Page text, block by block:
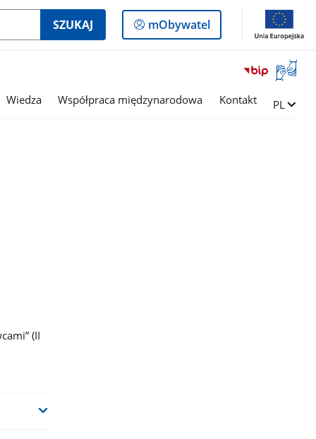
SZUKAJ
Logowanie
do
mObywatel
Otwórz
okno
Wiedza Współpraca międzynarodowa Kontakt Zmień
PL
(II